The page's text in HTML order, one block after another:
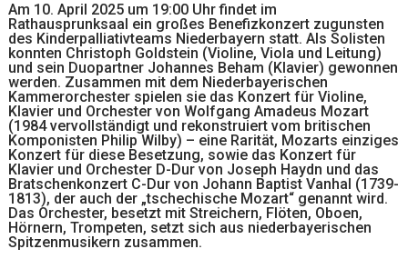
Am 10. April 2025 um 19:00 Uhr findet im
Rathausprunksaal ein großes Benefizkonzert zugunsten
des Kinderpalliativteams Niederbayern statt. Als Solisten
konnten Christoph Goldstein (Violine, Viola und Leitung)
und sein Duopartner Johannes Beham (Klavier) gewonnen
werden. Zusammen mit dem Niederbayerischen
Kammerorchester spielen sie das Konzert für Violine,
Klavier und Orchester von Wolfgang Amadeus Mozart
(1984 vervollständigt und rekonstruiert vom britischen
Komponisten Philip Wilby) – eine Rarität, Mozarts einziges
Konzert für diese Besetzung, sowie das Konzert für
Klavier und Orchester D-Dur von Joseph Haydn und das
Bratschenkonzert C-Dur von Johann Baptist Vanhal (1739-
1813), der auch der „tschechische Mozart“ genannt wird.
Das Orchester, besetzt mit Streichern, Flöten, Oboen,
Hörnern, Trompeten, setzt sich aus niederbayerischen
Spitzenmusikern zusammen.